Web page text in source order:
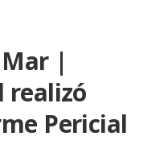
|
realizó
Pericial